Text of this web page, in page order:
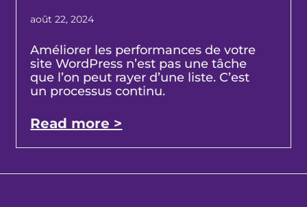
août 22, 2024
Améliorer les performances de votre
site WordPress n’est pas une tâche
que l’on peut rayer d’une liste. C’est
un processus continu.
Read more >